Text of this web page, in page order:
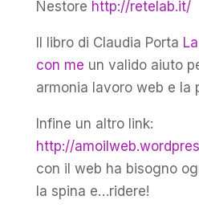
Nestore http://retelab.it/
Il libro di Claudia Porta
con me un valido aiuto
armonia lavoro web e la
Infine un altro link:
http://
con il web ha bisogno
la spina e…ridere!